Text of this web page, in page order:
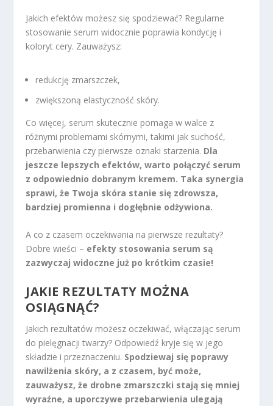
Jakich efektów możesz się spodziewać? Regularne
stosowanie serum widocznie poprawia kondycję i
koloryt cery. Zauważysz:
redukcję zmarszczek,
zwiększoną elastyczność skóry.
Co więcej, serum skutecznie pomaga w walce z
różnymi problemami skórnymi, takimi jak suchość,
przebarwienia czy pierwsze oznaki starzenia. Dla
jeszcze lepszych efektów, warto połączyć serum
z odpowiednio dobranym kremem. Taka synergia
sprawi, że Twoja skóra stanie się zdrowsza,
bardziej promienna i dogłębnie odżywiona.
A co z czasem oczekiwania na pierwsze rezultaty?
Dobre wieści – efekty stosowania serum są
zazwyczaj widoczne już po krótkim czasie!
JAKIE REZULTATY MOŻNA
OSIĄGNĄĆ?
Jakich rezultatów możesz oczekiwać, włączając serum
do pielęgnacji twarzy? Odpowiedź kryje się w jego
składzie i przeznaczeniu. Spodziewaj się poprawy
nawilżenia skóry, a z czasem, być może,
zauważysz, że drobne zmarszczki stają się mniej
wyraźne, a uporczywe przebarwienia ulegają